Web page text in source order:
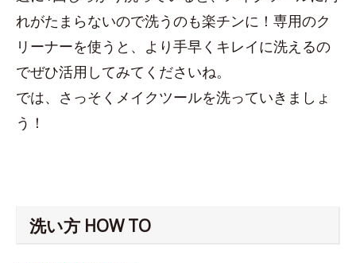
れがたまらないので洗うのも楽チンに！専用のク
リーナーを使うと、より手早くキレイに洗えるの
でぜひ活用してみてくださいね。
では、さっそくメイクツールを洗っていきましょ
う！
洗い方 HOW TO